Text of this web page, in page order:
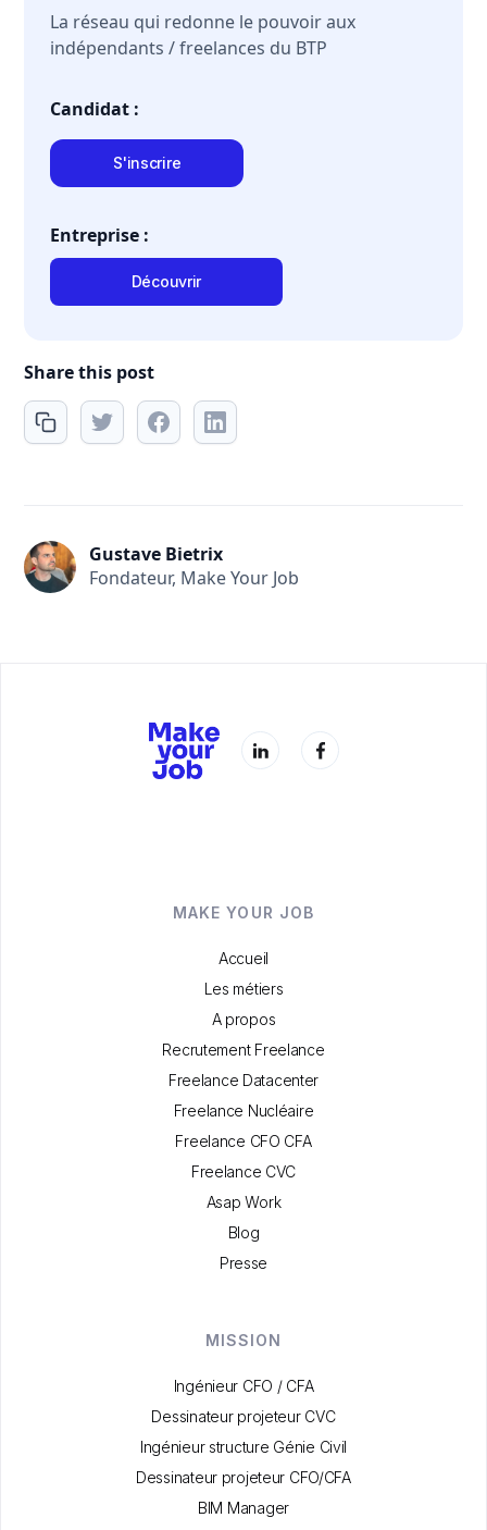
La réseau qui redonne le pouvoir aux
indépendants / freelances du BTP
Candidat :
S'inscrire
Entreprise :
Découvrir
Share this post
Gustave Bietrix
Fondateur, Make Your Job
MAKE YOUR JOB
Accueil
Les métiers
A propos
Recrutement Freelance
Freelance Datacenter
Freelance Nucléaire
Freelance CFO CFA
Freelance CVC
Asap Work
Blog
Presse
MISSION
Ingénieur CFO / CFA
Dessinateur projeteur CVC
Ingénieur structure Génie Civil
Dessinateur projeteur CFO/CFA
BIM Manager